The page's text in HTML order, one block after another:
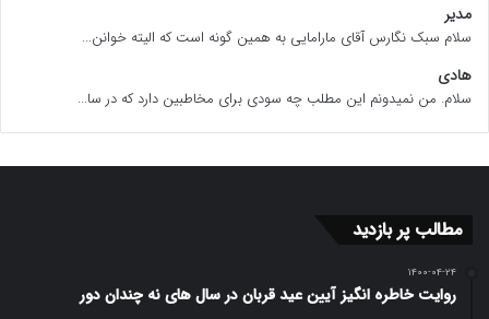
مدیر
سلام سبک نگارس آقای مارامایی به همین گونه است که الیته خوانن...
هادی
سلام. من نمیدونم این مطلب چه سودی برای مخاطبین دارد که در سا...
مطالب پر بازدید
۱۴۰۰-۰۴-۲۴
روایت خاطره انگیز آیین عید قربان در سال های نه چندان دور